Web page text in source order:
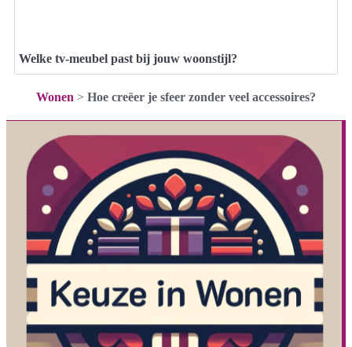
Welke tv-meubel past bij jouw woonstijl?
Wonen > Hoe creëer je sfeer zonder veel accessoires?